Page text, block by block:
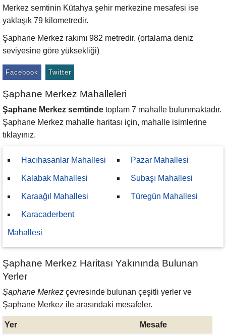
Merkez semtinin Kütahya şehir merkezine mesafesi ise
yaklaşık 79 kilometredir.
Şaphane Merkez rakımı 982 metredir. (ortalama deniz
seviyesine göre yüksekliği)
Facebook Twitter
Şaphane Merkez Mahalleleri
Şaphane Merkez semtinde toplam 7 mahalle bulunmaktadır.
Şaphane Merkez mahalle haritası için, mahalle isimlerine
tıklayınız.
Hacıhasanlar Mahallesi
Kalabak Mahallesi
Karaağıl Mahallesi
Karacaderbent
Mahallesi
Pazar Mahallesi
Subaşı Mahallesi
Türegün Mahallesi
Şaphane Merkez Haritası Yakınında Bulunan
Yerler
Şaphane Merkez çevresinde bulunan çeşitli yerler ve
Şaphane Merkez ile arasındaki mesafeler.
Yer
Mesafe